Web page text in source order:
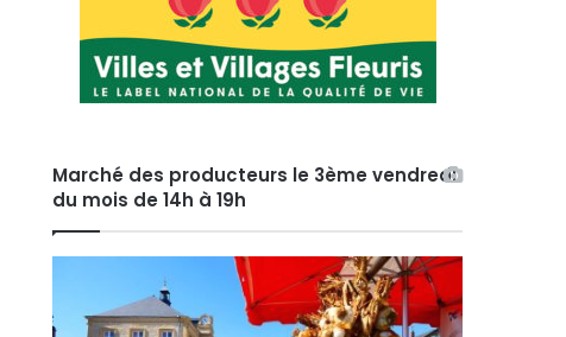
Marché des producteurs le 3ème vendredi
du mois de 14h à 19h